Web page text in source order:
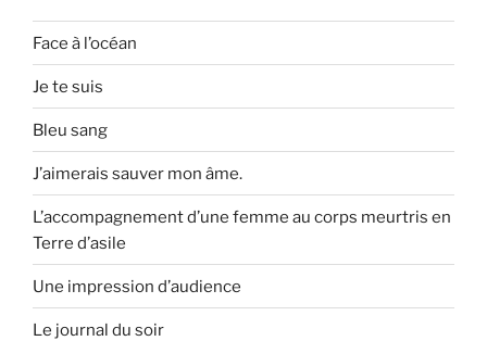
Face à l’océan
Je te suis
Bleu sang
J’aimerais sauver mon âme.
L’accompagnement d’une femme au corps meurtris en
Terre d’asile
Une impression d’audience
Le journal du soir